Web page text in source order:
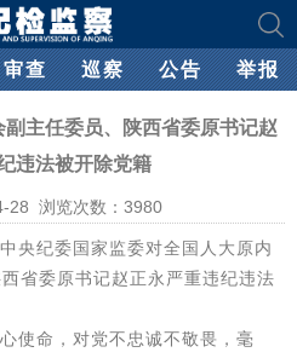
审查 巡察 公告 举报
主任委员、陕西省委原书记赵
违法被开除党籍
28 浏览次数： 3980
央纪委国家监委对全国人大原内
省委原书记赵正永严重违纪违法
使命，对党不忠诚不敬畏，毫